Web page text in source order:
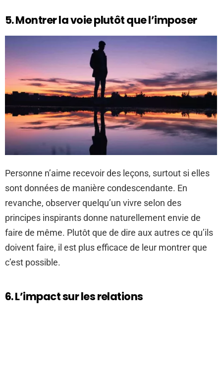
5. Montrer la voie plutôt que l’imposer
Personne n’aime recevoir des leçons, surtout si elles
sont données de manière condescendante. En
revanche, observer quelqu’un vivre selon des
principes inspirants donne naturellement envie de
faire de même. Plutôt que de dire aux autres ce qu’ils
doivent faire, il est plus efficace de leur montrer que
c’est possible.
6. L’impact sur les relations